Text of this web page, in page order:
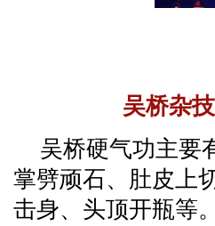
吴桥杂
吴桥硬气功主要
掌劈顽石、肚皮上
击身、头顶开瓶等